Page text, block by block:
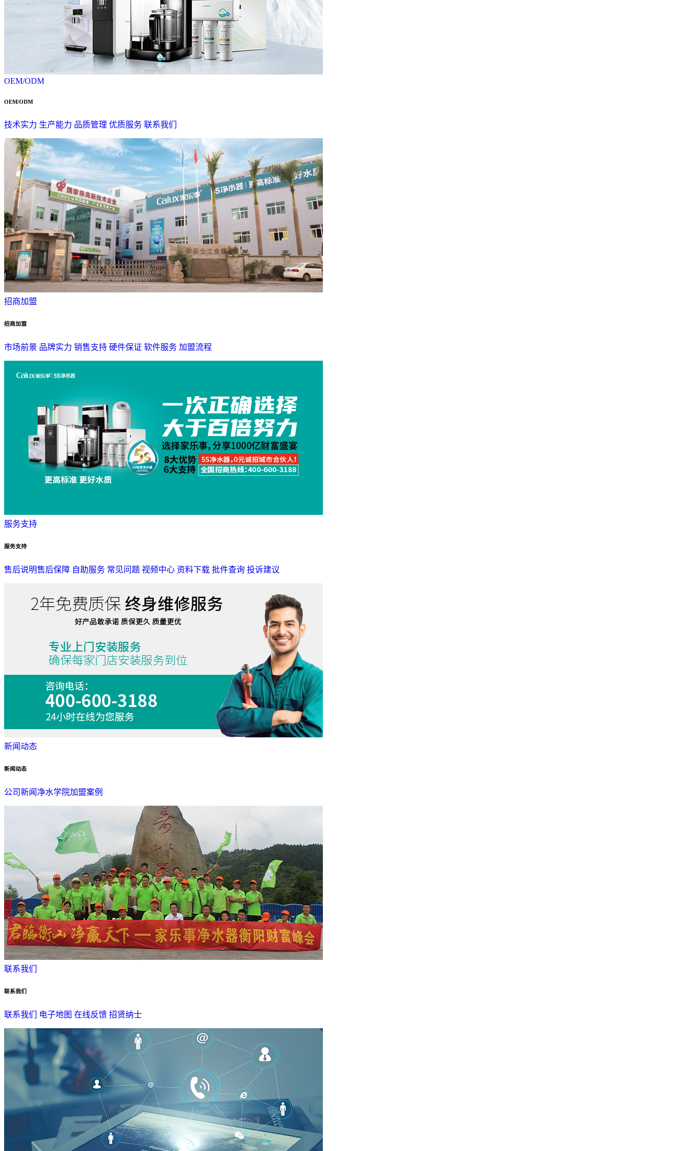
OEM/ODM
OEM/ODM
技术实力 生产能力 品质管理 优质服务 联系我们
招商加盟
招商加盟
市场前景 品牌实力 销售支持 硬件保证 软件服务 加盟流程
服务支持
服务支持
售后说明售后保障 自助服务 常见问题 视频中心 资料下载 批件查询 投诉建议
新闻动态
新闻动态
公司新闻 净水学院加盟案例
联系我们
联系我们
联系我们 电子地图 在线反馈 招贤纳士